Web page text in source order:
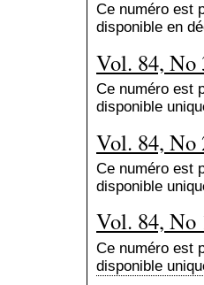
Ce numéro est
disponible en
Vol. 84, No
Ce numéro est
disponible
Vol. 84, No
Ce numéro est
disponible
Vol. 84, No
Ce numéro est
disponible